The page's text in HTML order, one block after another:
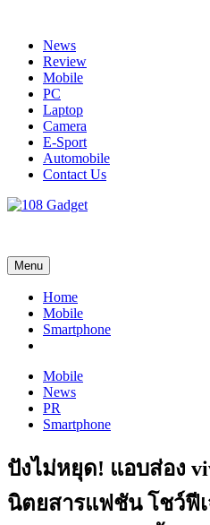
contentNews
Review
Mobile
PC
Laptop
Camera
E-Sport
Automobile
Contact Us
Menu
Home
Mobile
Smartphone
Mobile
News
PR
Smartphone
ปังไม่หยุด! แอบส่อง
นิตยสารแฟชัน โชว์ฟีเ